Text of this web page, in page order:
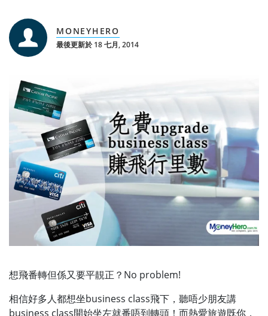
MONEYHERO
最後更新於 18 七月, 2014
想飛番轉但係又要平靚正？No problem!
相信好多人都想坐business class飛下，聽唔少朋友講
business class開始坐左就番唔到轉頭！而熱愛旅遊既你，